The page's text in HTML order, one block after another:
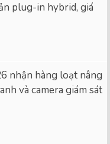
plug-in hybrid, giá
nhận hàng loạt nâng
và camera giám sát